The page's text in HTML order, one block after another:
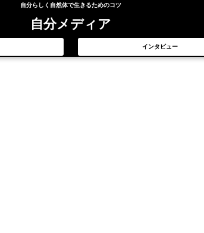
自分らしく自然体で生きるためのコツ
自分メディア
インタビュー